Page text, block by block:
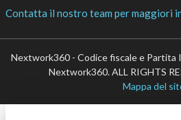
Contatta il nostro team per maggiori
Nextwork360 - Codice fiscale e
Nextwork360. ALL RIGHTS
Mappa del